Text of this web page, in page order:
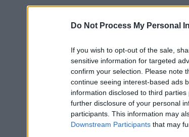
Do Not Process My Personal
If you wish to opt-out of the sale,
sensitive information for targeted
confirm your selection. Please note
continue seeing interest-based ads
information disclosed to third
further disclosure of your personal
participants. This information may
Downstream Participants that may